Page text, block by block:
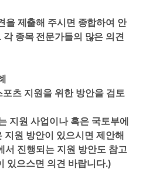
을 제출해 주시면 종합하여 안
각 종목 전문가들의 많은 의견
츠 지원을 위한 방안을 검토
지원 사업이나 혹은 국토부에
원 방안이 있으시면 제안해
서 진행되는 지원 방안도 참고
있으스면 의견 바랍니다.)